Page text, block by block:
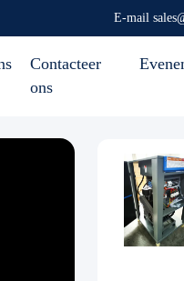
E-mail
Contacteer
ons